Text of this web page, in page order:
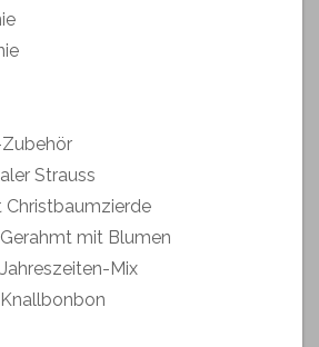
Strauss
Christbaumzierde
mit Blumen
Mix